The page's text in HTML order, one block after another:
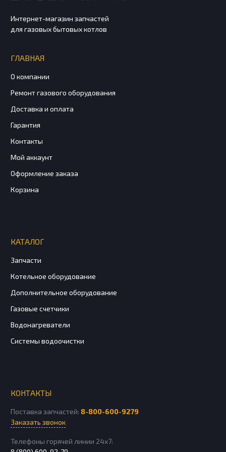
Интернет-магазин запчастей
для газовых бытовых котлов
ГЛАВНАЯ
О компании
Ремонт газового оборудования
Доставка и оплата
Гарантия
Контакты
Мой аккаунт
Оформление заказа
Корзина
КАТАЛОГ
Запчасти
Котельное оборудование
Дополнительное оборудование
Газовые счетчики
Водонагреватели
Системы водоочистки
КОНТАКТЫ
Поставка запчастей: 8-800-600-9279
Заказать звонок
Телефоны горячей линии 24х7: